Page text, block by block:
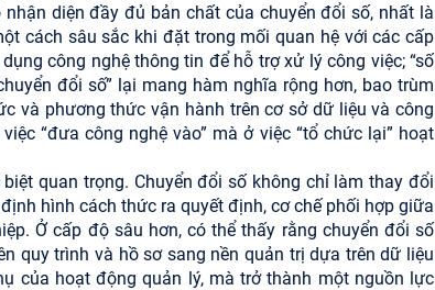
diện đầy đủ bản chất của chuyển đổi số, nhất là
cách sâu sắc khi đặt trong mối quan hệ với các cấp
công nghệ thông tin để hỗ trợ xử lý công việc; “số
đổi số” lại mang hàm nghĩa rộng hơn, bao trùm
và phương thức vận hành trên cơ sở dữ liệu và công
“đưa công nghệ vào” mà ở việc “tổ chức lại” hoạt
quan trọng. Chuyển đổi số không chỉ làm thay đổi
hình cách thức ra quyết định, cơ chế phối hợp giữa
Ở cấp độ sâu hơn, có thể thấy rằng chuyển đổi số
quy trình và hồ sơ sang nền quản trị dựa trên dữ liệu
của hoạt động quản lý, mà trở thành một nguồn lực